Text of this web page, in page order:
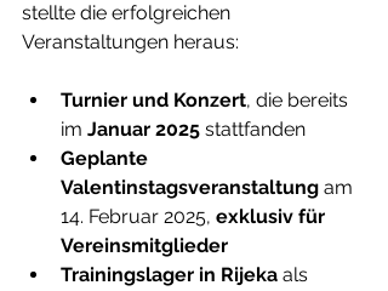
stellte die erfolgreichen
Veranstaltungen heraus:
Turnier und Konzert, die bereits
im Januar 2025 stattfanden
Geplante
Valentinstagsveranstaltung am
14. Februar 2025, exklusiv für
Vereinsmitglieder
Trainingslager in Rijeka als